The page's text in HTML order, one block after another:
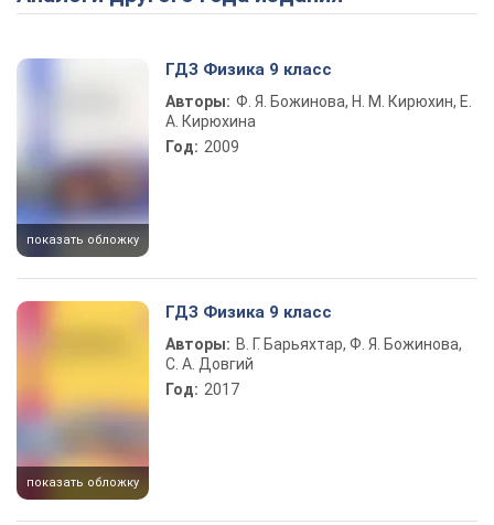
Play Video
показать обложку
ГДЗ Физика 9 класс
Авторы: Ф. Я. Божинова, Н. М. Кирюхин, Е.
А. Кирюхина
Год: 2009
показать обложку
ГДЗ Физика 9 класс
Авторы: В. Г. Барьяхтар, Ф. Я. Божинова,
С. А. Довгий
Год: 2017